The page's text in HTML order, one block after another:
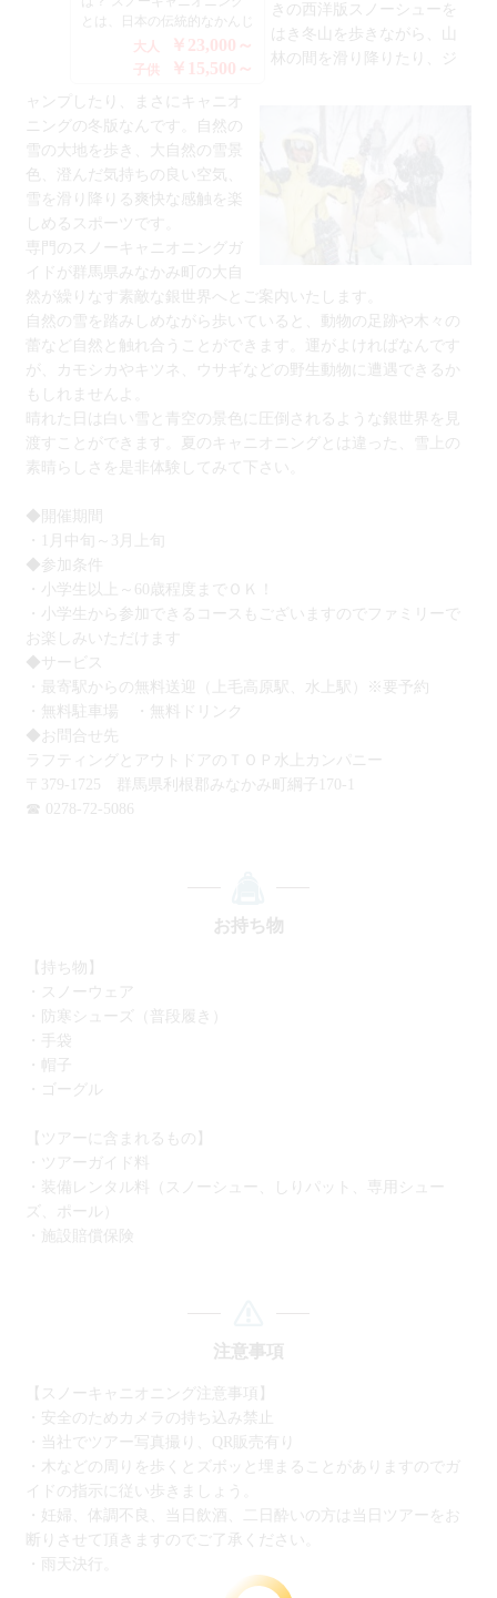
はありませんので近隣の温泉
施設のご利用をお勧めいたし
も参加できます ■小学生～60
Tapa 群馬県利根郡みなかみ
ドの集合場所 上の原山の家
〒379-1721 群馬県利根郡み
なかみ町藤原3832-13
たします。 自然の雪を踏み
しめながら歩いていると、動
物の足跡や木々の蕾など自然
と触れ合うことができます。
モシカやキツネ、ウサギなど
の野生動物に遭遇できるかも
しれませんよ。 晴れた日は
白い雪と青空の景色に圧倒さ
れるような銀世界を見渡すこ
とができます。夏のキャニオ
ニングとは違った、雪上の素
晴らしさを是非体験してみて
下さい。 小学生からお楽し
みいただけます♪
とは、日本の伝統的なかんじ
きの西洋版スノーシューをは
き冬山を歩きながら、山林の
したり、まさにキャニオニン
グの冬版なんです。自然の雪
の大地を歩き、大自然の雪景
色、澄んだ気持ちの良い空
気、雪を滑り降りる爽快な感
触を楽しめるスポーツです
専門のスノーキャニオニング
ガイドが群馬県みなかみ町の
界へとご案内いたします 自
然の雪を踏みしめながら歩い
ていると、動物の足跡や木々
の蕾など自然と触れ合うこと
ができます。運がよければな
んですが、カモシカやキツ
ネ、ウサギなどの野生動物に
遭遇できるかもしれませんよ
晴れた日は白い雪と青空の景
色に圧倒されるような銀世界
体験してみて下さい 手ぶら
でバレルキャビンに宿泊でき
る癒しの冬プライベートプラ
ン・・・ ゆっくりとプライ
ベートで冬のお時間を過ごせ
る、そう考えてた方におスス
メです！！宿泊が可能なバレ
ルです Minakami camp hillsの
ます ※こちらのプランは素
泊まりプランとなっておりま
すので、お食事に関しまして
はお客様ご自身でご用意いた
だきますようお願い申し上げ
大人 ￥23,000～
子供 ￥15,500～
きの西洋版スノーシューを
はき冬山を歩きながら、山
林の間を滑り降りたり、ジ
ャンプしたり、まさにキャニオ
ニングの冬版なんです。自然の
雪の大地を歩き、大自然の雪景
色、澄んだ気持ちの良い空気、
雪を滑り降りる爽快な感触を楽
しめるスポーツです。
専門のスノーキャニオニングガ
イドが群馬県みなかみ町の大自
然が繰りなす素敵な銀世界へとご案内いたします。
自然の雪を踏みしめながら歩いていると、動物の足跡や木々の
蕾など自然と触れ合うことができます。運がよければなんです
が、カモシカやキツネ、ウサギなどの野生動物に遭遇できるか
もしれませんよ。
晴れた日は白い雪と青空の景色に圧倒されるような銀世界を見
渡すことができます。夏のキャニオニングとは違った、雪上の
素晴らしさを是非体験してみて下さい。
◆開催期間
・1月中旬～3月上旬
◆参加条件
・小学生以上～60歳程度までＯＫ！
・小学生から参加できるコースもございますのでファミリーで
お楽しみいただけます
◆サービス
・最寄駅からの無料送迎（上毛高原駅、水上駅）※要予約
・無料駐車場 ・無料ドリンク
◆お問合せ先
ラフティングとアウトドアのＴＯＰ水上カンパニー
〒379-1725 群馬県利根郡みなかみ町綱子170-1
☎ 0278-72-5086
お持ち物
【持ち物】
・スノーウェア
・防寒シューズ（普段履き）
・手袋
・帽子
・ゴーグル
【ツアーに含まれるもの】
・ツアーガイド料
・装備レンタル料（スノーシュー、しりパット、専用シュー
ズ、ポール）
・施設賠償保険
注意事項
【スノーキャニオニング注意事項】
・安全のためカメラの持ち込み禁止
・当社でツアー写真撮り、QR販売有り
・木などの周りを歩くとズボッと埋まることがありますのでガ
イドの指示に従い歩きましょう。
・妊婦、体調不良、当日飲酒、二日酔いの方は当日ツアーをお
断りさせて頂きますのでご了承ください。
・雨天決行。